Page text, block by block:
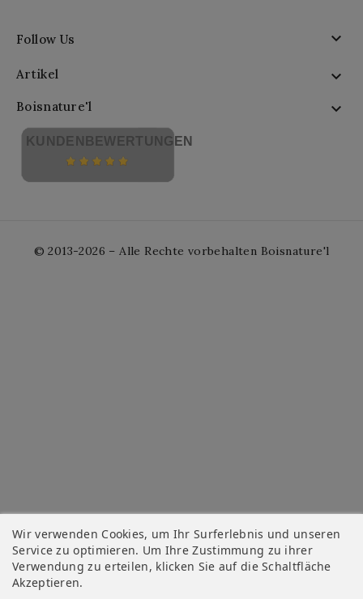
Follow Us 
Artikel 
Boisnature'l 
Wir verwenden Cookies, um Ihr Surferlebnis und unseren
Service zu optimieren. Um Ihre Zustimmung zu ihrer
Verwendung zu erteilen, klicken Sie auf die Schaltfläche
Akzeptieren.
KUNDENBEWERTUNGEN
© 2013-2026 – Alle Rechte vorbehalten Boisnature'l